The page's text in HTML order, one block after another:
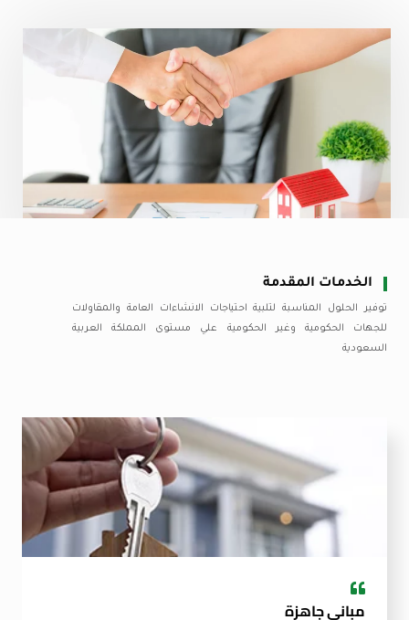
الخدمات المقدمة
توفير الحلول المناسبة لتلبية احتياجات الانشاءات العامة والمقاولات
للجهات الحكومية وغير الحكومية علي مستوى المملكة العربية
السعودية
مباني جاهزة